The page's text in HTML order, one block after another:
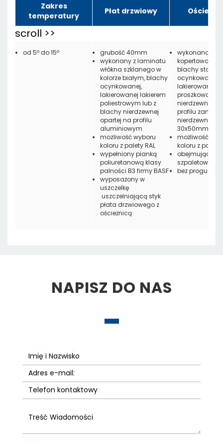
Zakres
temperatury
Płat drzwiowy
od 5º do 15º
grubość 40mm
wykonany z laminatu
włókna szklanego w
kolorze białym, blachy
ocynkowanej,
lakierowanej lakierem
poliestrowym lub z
blachy nierdzewnej
opartej na profilu
aluminiowym
mozliwość wyboru
koloru z palety RAL
wypełniony pianką
poliuretanową klasy
palności B3 firmy BASF
wyposażony w
uszczelkę
uszczelniającą styk
płata drzwiowego z
ościeżnicą
wykonana z
kopertowo
blachy
ocynkowanej
lakierowanej
proszkowo, z
nierdzewnej
profilu
nierdzewnego
30x50mm
możliwość
koloru z palety
obejmująca
szpaletowa
bez progu
NAPISZ DO NAS